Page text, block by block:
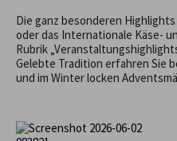
Die ganz besonderen
oder das Internationale Käse-
Rubrik
Gelebte Tradition erfahren Sie
und im Winter locken